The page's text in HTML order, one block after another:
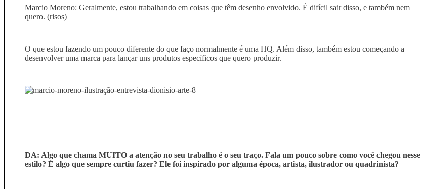
Marcio Moreno: Geralmente, estou trabalhando em coisas que têm desenho envolvido. É difícil sair disso, e também nem
quero. (risos)
O que estou fazendo um pouco diferente do que faço normalmente é uma HQ. Além disso, também estou começando a
desenvolver uma marca para lançar uns produtos específicos que quero produzir.
DA: Algo que chama MUITO a atenção no seu trabalho é o seu traço. Fala um pouco sobre como você chegou nesse
estilo? É algo que sempre curtiu fazer? Ele foi inspirado por alguma época, artista, ilustrador ou quadrinista?